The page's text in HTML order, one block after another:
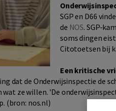
SGP en D66
de NOS. SGP-
soms dingen
Citotoetsen bij
Een kritische
dat de Onderwijsinspectie de
wat ze willen. 'De
(bron: nos.nl)